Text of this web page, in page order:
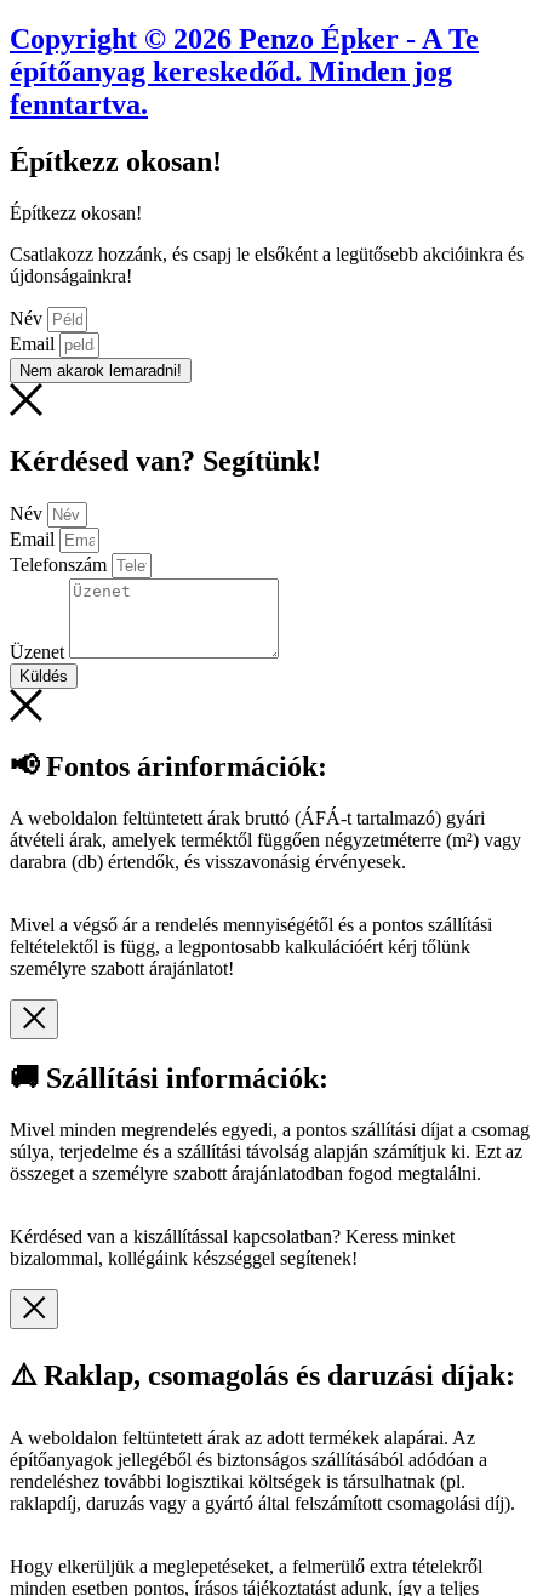
Copyright © 2026 Penzo Épker - A Te
építőanyag kereskedőd. Minden jog
fenntartva.
Építkezz okosan!
Építkezz okosan!
Csatlakozz hozzánk, és csapj le elsőként a legütősebb akcióinkra és
újdonságainkra!
Név
Email
Nem akarok lemaradni!
Kérdésed van? Segítünk!
Név
Email
Telefonszám
Üzenet
Küldés
📢 Fontos árinformációk:
A weboldalon feltüntetett árak bruttó (ÁFÁ-t tartalmazó) gyári
átvételi árak, amelyek terméktől függően négyzetméterre (m²) vagy
darabra (db) értendők, és visszavonásig érvényesek.
Mivel a végső ár a rendelés mennyiségétől és a pontos szállítási
feltételektől is függ, a legpontosabb kalkulációért kérj tőlünk
személyre szabott árajánlatot!
🚚 Szállítási információk:
Mivel minden megrendelés egyedi, a pontos szállítási díjat a csomag
súlya, terjedelme és a szállítási távolság alapján számítjuk ki. Ezt az
összeget a személyre szabott árajánlatodban fogod megtalálni.
Kérdésed van a kiszállítással kapcsolatban? Keress minket
bizalommal, kollégáink készséggel segítenek!
⚠️ Raklap, csomagolás és daruzási díjak:
A weboldalon feltüntetett árak az adott termékek alapárai. Az
építőanyagok jellegéből és biztonságos szállításából adódóan a
rendeléshez további logisztikai költségek is társulhatnak (pl.
raklapdíj, daruzás vagy a gyártó által felszámított csomagolási díj).
Hogy elkerüljük a meglepetéseket, a felmerülő extra tételekről
minden esetben pontos, írásos tájékoztatást adunk, így a teljes